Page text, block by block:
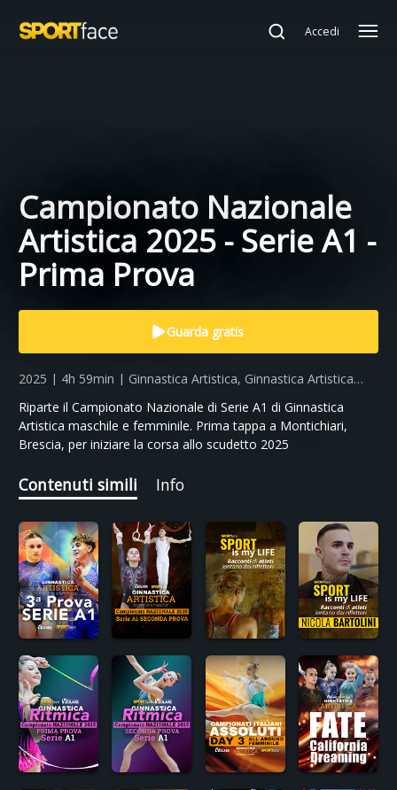
Accedi
Campionato Nazionale
Artistica 2025 - Serie A1 -
Prima Prova
Guarda gratis
2025 | 4h 59min | Ginnastica Artistica, Ginnastica Artistica
Riparte il Campionato Nazionale di Serie A1 di Ginnastica
Artistica maschile e femminile. Prima tappa a Montichiari,
Brescia, per iniziare la corsa allo scudetto 2025
Contenuti simili Info